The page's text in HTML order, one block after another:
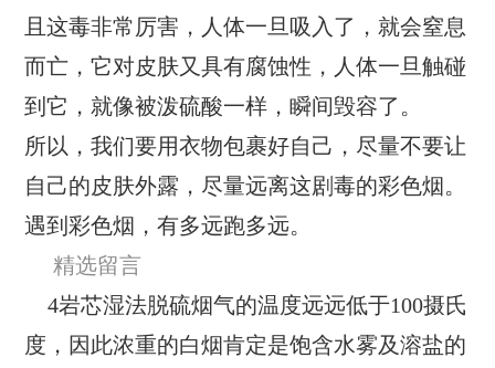
且这毒非常厉害，人体一旦吸入了，就会窒息
而亡，它对皮肤又具有腐蚀性，人体一旦触碰
到它，就像被泼硫酸一样，瞬间毁容了。
所以，我们要用衣物包裹好自己，尽量不要让
自己的皮肤外露，尽量远离这剧毒的彩色烟。
遇到彩色烟，有多远跑多远。
精选留言
4岩芯湿法脱硫烟气的温度远远低于100摄氏
度，因此浓重的白烟肯定是饱含水雾及溶盐的